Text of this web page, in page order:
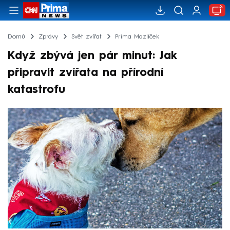
Domů Zprávy Svět zvířat Prima Mazlíček
Když zbývá jen pár minut: Jak
připravit zvířata na přírodní
katastrofu